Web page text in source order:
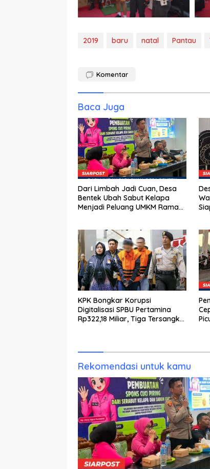
2019 baru natal Pantau
Komentar
Baca Juga
Dari Limbah Jadi Cuan, Desa
Bentek Ubah Sabut Kelapa
Menjadi Peluang UMKM Ramah
KPK Bongkar Korupsi
Digitalisasi SPBU Pertamina
Rp322,18 Miliar, Tiga Tersangka
Rekomendasi untuk kamu